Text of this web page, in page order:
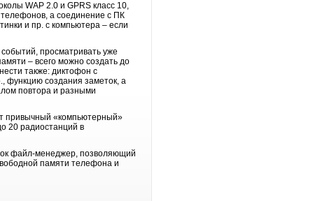
WAP 2.0 и GPRS класс 10,
а соединение с ПК
и пр. с компьютера – если
просматривать уже
– всего можно создать до
также: диктофон с
функцию создания заметок, а
повтора и разными
привычный «компьютерный»
20 радиостанций в
файл-менеджер, позволяющий
памяти телефона и